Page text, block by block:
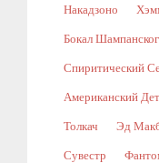
Накадзоно
Бокал
Спиритический
Американский
Толкач Эд
Сувестр